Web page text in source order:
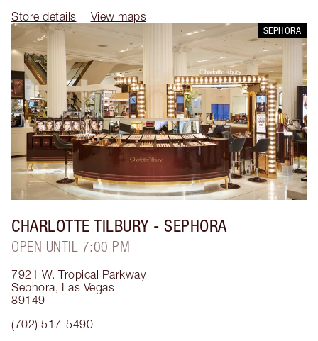
Store details
View maps
SEPHORA
CHARLOTTE TILBURY - SEPHORA
OPEN UNTIL 7:00 PM
7921 W. Tropical Parkway
Sephora, Las Vegas
89149
(702) 517-5490